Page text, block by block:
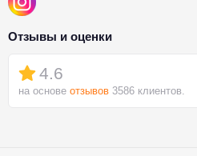
Отзывы и оценки
4.6
на основе отзывов 3586 клиентов.